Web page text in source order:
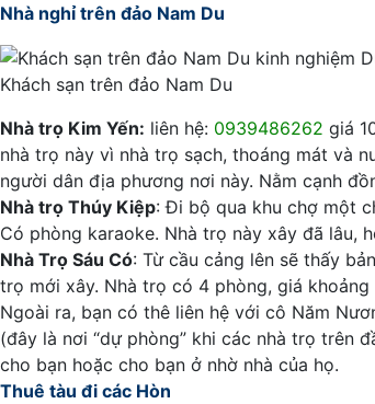
Nhà nghỉ trên đảo Nam Du
Khách sạn trên đảo Nam Du
Nhà trọ Kim Yến: liên hệ: 0939486262 giá
nhà trọ này vì nhà trọ sạch, thoáng mát và
người dân địa phương nơi này. Nằm cạnh
Nhà trọ Thúy Kiệp: Đi bộ qua khu chợ một
Có phòng karaoke. Nhà trọ này xây đã lâu,
Nhà Trọ Sáu Có: Từ cầu cảng lên sẽ thấy
trọ mới xây. Nhà trọ có 4 phòng, giá
Ngoài ra, bạn có thê liên hệ với cô Năm
(đây là nơi “dự phòng” khi các nhà trọ trên
cho bạn hoặc cho bạn ở nhờ nhà của họ.
Thuê tàu đi các Hòn